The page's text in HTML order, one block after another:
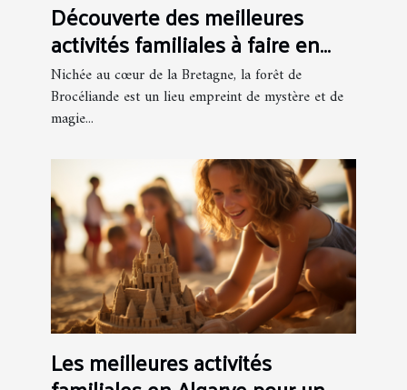
Découverte des meilleures
activités familiales à faire en
forêt de Brocéliande
Nichée au cœur de la Bretagne, la forêt de
Brocéliande est un lieu empreint de mystère et de
magie...
Les meilleures activités